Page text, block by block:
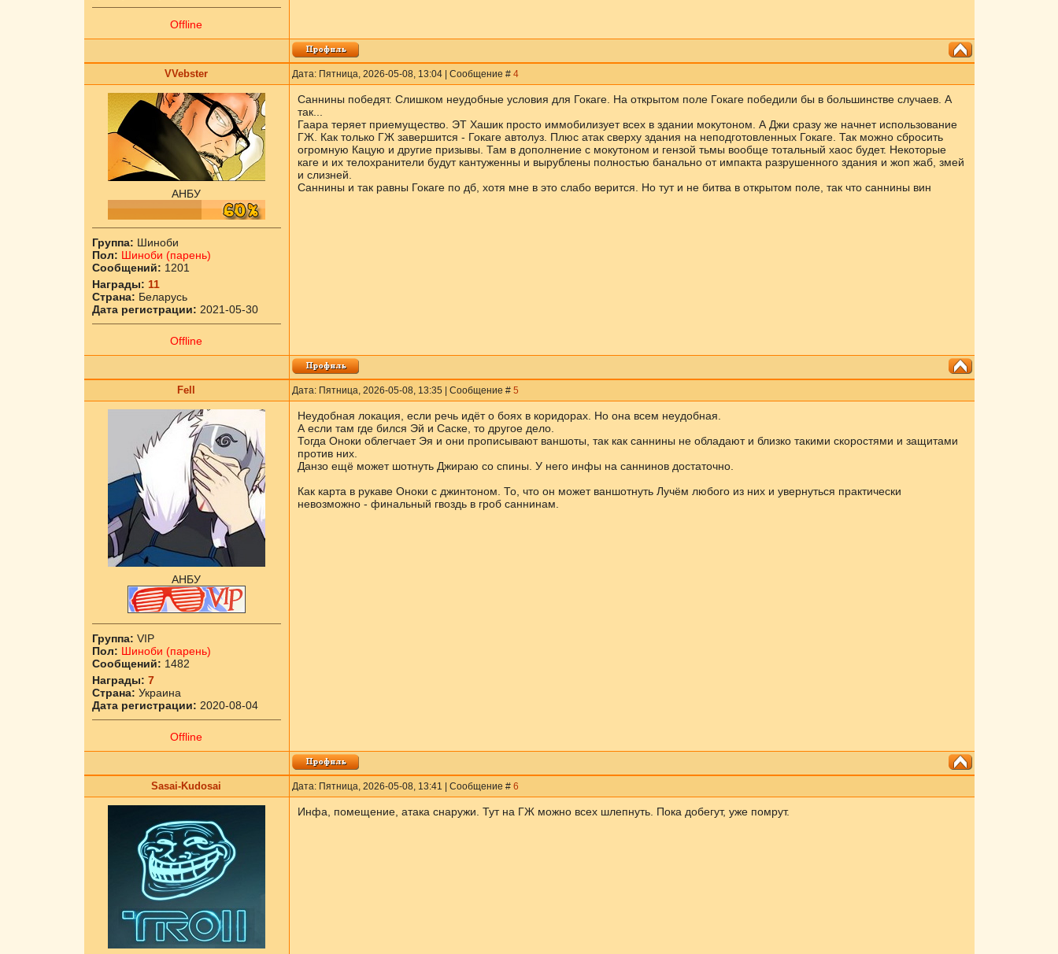
Offline
VVebster Дата: Пятница, 2026-05-08, 13:04 | Сообщение # 4
АНБУ
Группа: Шиноби
Пол: Шиноби (парень)
Сообщений: 1201
Награды: 11
Страна: Беларусь
Дата регистрации: 2021-05-30
Offline
Саннины победят. Слишком неудобные условия для Гокаге. На открытом поле Гокаге победили бы в большинстве случаев. А
так...
Гаара теряет приемущество. ЭТ Хашик просто иммобилизует всех в здании мокутоном. А Джи сразу же начнет использование
ГЖ. Как только ГЖ завершится - Гокаге автолуз. Плюс атак сверху здания на неподготовленных Гокаге. Так можно сбросить
огромную Кацую и другие призывы. Там в дополнение с мокутоном и гензой тьмы вообще тотальный хаос будет. Некоторые
каге и их телохранители будут кантуженны и вырублены полностью банально от импакта разрушенного здания и жоп жаб, змей
и слизней.
Саннины и так равны Гокаге по дб, хотя мне в это слабо верится. Но тут и не битва в открытом поле, так что саннины вин
Fell Дата: Пятница, 2026-05-08, 13:35 | Сообщение # 5
АНБУ
Группа: VIP
Пол: Шиноби (парень)
Сообщений: 1482
Награды: 7
Страна: Украина
Дата регистрации: 2020-08-04
Offline
Неудобная локация, если речь идёт о боях в коридорах. Но она всем неудобная.
А если там где бился Эй и Саске, то другое дело.
Тогда Оноки облегчает Эя и они прописывают ваншоты, так как саннины не обладают и близко такими скоростями и защитами
против них.
Данзо ещё может шотнуть Джираю со спины. У него инфы на саннинов достаточно.
Как карта в рукаве Оноки с джинтоном. То, что он может ваншотнуть Лучём любого из них и увернуться практически
невозможно - финальный гвоздь в гроб саннинам.
Sasai-Kudosai Дата: Пятница, 2026-05-08, 13:41 | Сообщение # 6
Инфа, помещение, атака снаружи. Тут на ГЖ можно всех шлепнуть. Пока добегут, уже помрут.